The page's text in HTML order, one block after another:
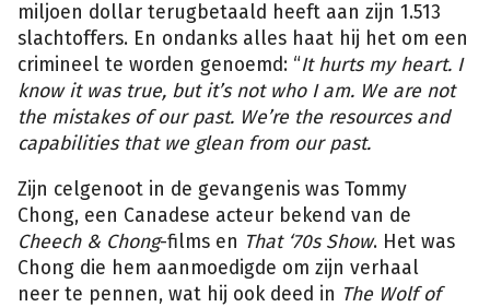
miljoen dollar terugbetaald heeft aan zijn 1.513
slachtoffers. En ondanks alles haat hij het om een
crimineel te worden genoemd: “It hurts my heart. I
know it was true, but it’s not who I am. We are not
the mistakes of our past. We’re the resources and
capabilities that we glean from our past.
Zijn celgenoot in de gevangenis was Tommy
Chong, een Canadese acteur bekend van de
Cheech & Chong-films en That ‘70s Show. Het was
Chong die hem aanmoedigde om zijn verhaal
neer te pennen, wat hij ook deed in The Wolf of